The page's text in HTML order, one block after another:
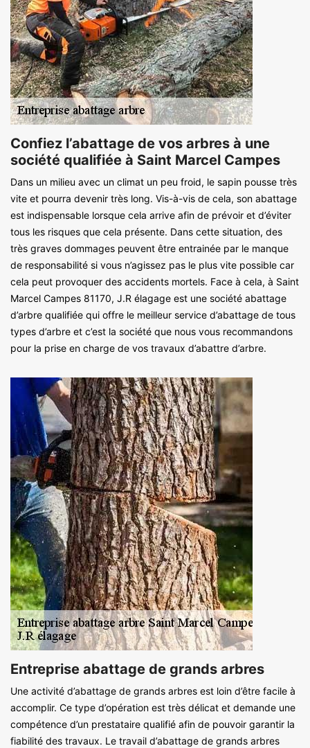
Confiez l’abattage de vos arbres à une
société qualifiée à Saint Marcel Campes
Dans un milieu avec un climat un peu froid, le sapin pousse très
vite et pourra devenir très long. Vis-à-vis de cela, son abattage
est indispensable lorsque cela arrive afin de prévoir et d’éviter
tous les risques que cela présente. Dans cette situation, des
très graves dommages peuvent être entrainée par le manque
de responsabilité si vous n’agissez pas le plus vite possible car
cela peut provoquer des accidents mortels. Face à cela, à Saint
Marcel Campes 81170, J.R élagage est une société abattage
d’arbre qualifiée qui offre le meilleur service d’abattage de tous
types d’arbre et c’est la société que nous vous recommandons
pour la prise en charge de vos travaux d’abattre d’arbre.
Entreprise abattage de grands arbres
Une activité d’abattage de grands arbres est loin d’être facile à
accomplir. Ce type d’opération est très délicat et demande une
compétence d’un prestataire qualifié afin de pouvoir garantir la
fiabilité des travaux. Le travail d’abattage de grands arbres